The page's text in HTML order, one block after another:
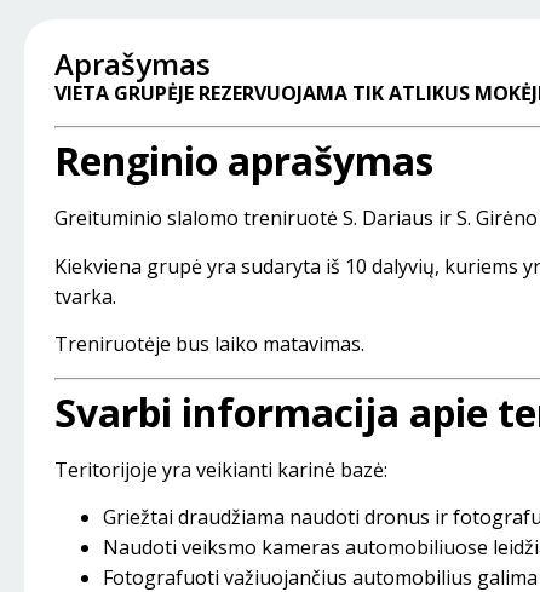
Aprašymas
VIETA GRUPĖJE REZERVUOJAMA TIK ATLIKUS
Renginio aprašymas
Greituminio slalomo treniruotė S. Dariaus ir S.
Kiekviena grupė yra sudaryta iš 10 dalyvių, kuriems
tvarka.
Treniruotėje bus laiko matavimas.
Svarbi informacija apie
Teritorijoje yra veikianti karinė bazė:
Griežtai draudžiama naudoti dronus ir
Naudoti veiksmo kameras automobiliuose
Fotografuoti važiuojančius automobilius